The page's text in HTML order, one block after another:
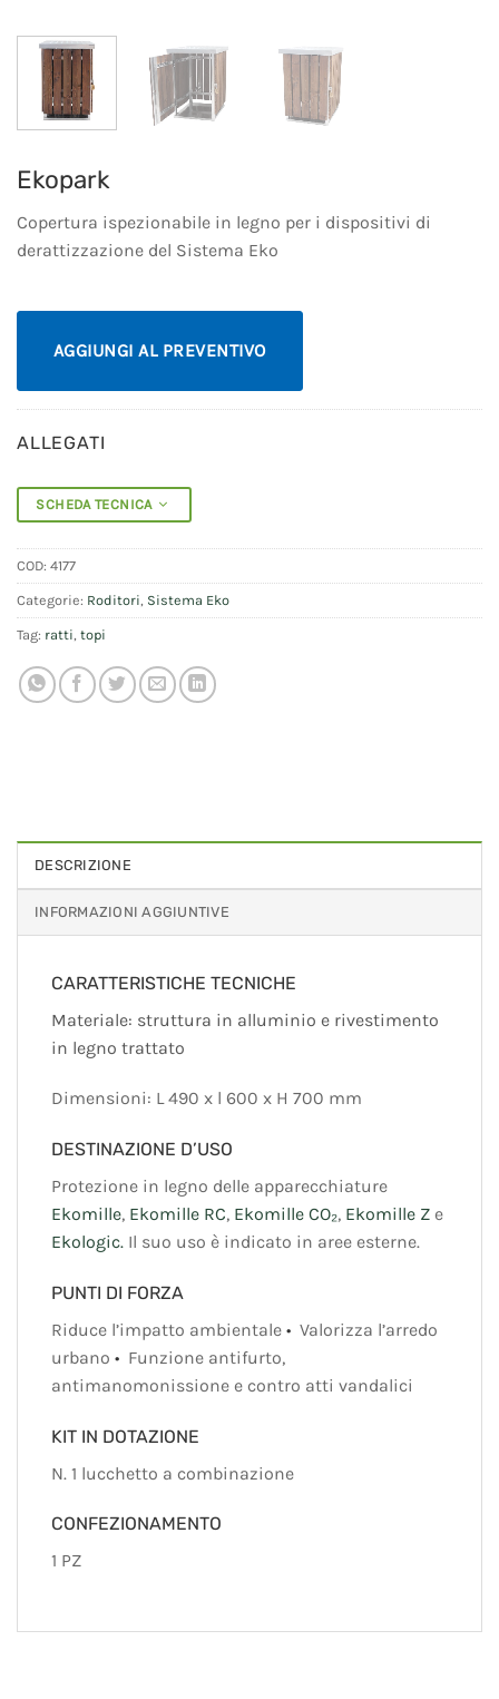
Ekopark
Copertura ispezionabile in legno per i dispositivi di
derattizzazione del Sistema Eko
AGGIUNGI AL PREVENTIVO
ALLEGATI
SCHEDA TECNICA
COD: 4177
Categorie: Roditori Sistema Eko
Tag: ratti topi
DESCRIZIONE
INFORMAZIONI AGGIUNTIVE
CARATTERISTICHE TECNICHE
Materiale: struttura in alluminio e rivestimento
in legno trattato
Dimensioni: L 490 x l 600 x H 700 mm
DESTINAZIONE D’USO
Protezione in legno delle apparecchiature
Ekomille, Ekomille RC, Ekomille CO₂, Ekomille Z e
Ekologic. Il suo uso è indicato in aree esterne.
PUNTI DI FORZA
Riduce l’impatto ambientale • Valorizza l’arredo
urbano • Funzione antifurto,
antimanomonissione e contro atti vandalici
KIT IN DOTAZIONE
N. 1 lucchetto a combinazione
CONFEZIONAMENTO
1 PZ